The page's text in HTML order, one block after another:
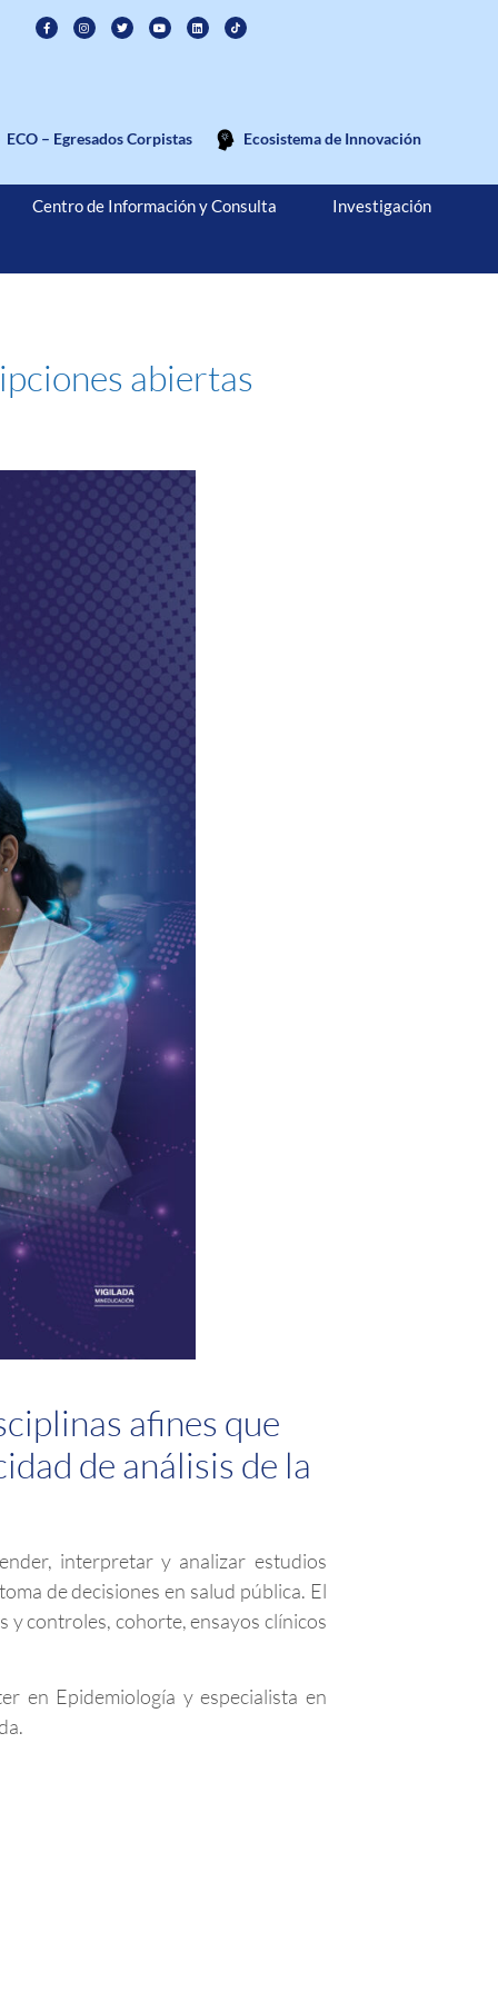
ECO – Egresados Corpistas Ecosistema de Innovación
Centro de Información y Consulta Investigación
abiertas
afines que
de análisis de la
interpretar y analizar estudios
de decisiones en salud pública. El
y controles, cohorte, ensayos clínicos
en Epidemiología y especialista en